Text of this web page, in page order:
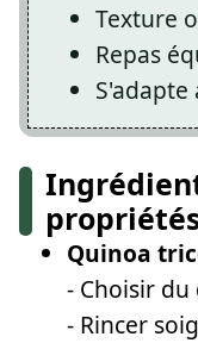
Texture
Repas
S'adapte
Quinoa
- Choisir
- Rincer